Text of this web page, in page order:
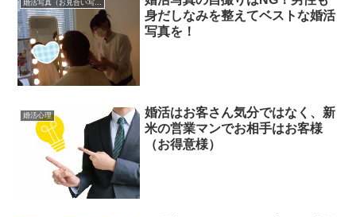
婚活写真（お見合い写真）
身だしなみを整えてベストな婚活
写真を！
婚活心理
婚活はお客さん気分ではなく、新
米の営業マンでお相手はお客様
（お得意様）